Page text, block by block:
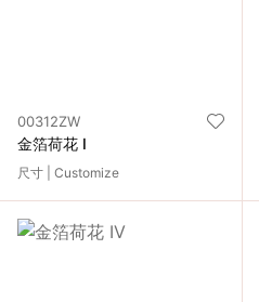
00312ZW
金箔荷花 I
尺寸 | Customize